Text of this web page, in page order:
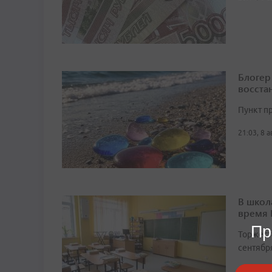
Пункт
21:03, 8
В
время